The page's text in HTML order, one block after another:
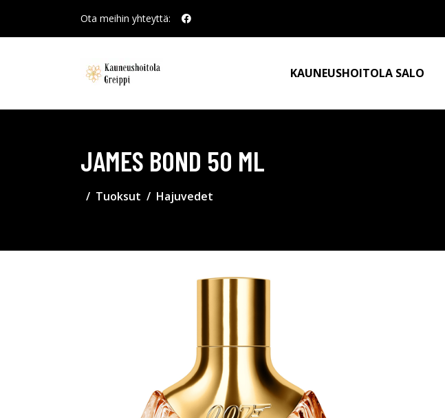
Ota meihin yhteyttä:
KAUNEUSHOITOLA SALO
JAMES BOND 50 ML
Tuoksut Hajuvedet